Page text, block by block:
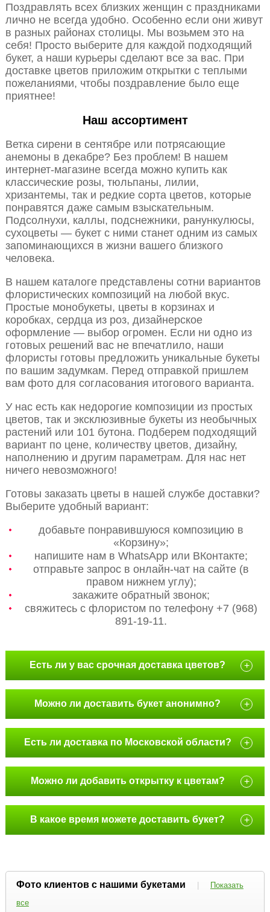
Поздравлять всех близких женщин с праздниками
лично не всегда удобно. Особенно если они живут
в разных районах столицы. Мы возьмем это на
себя! Просто выберите для каждой подходящий
букет, а наши курьеры сделают все за вас. При
доставке цветов приложим открытки с теплыми
пожеланиями, чтобы поздравление было еще
приятнее!
Наш ассортимент
Ветка сирени в сентябре или потрясающие
анемоны в декабре? Без проблем! В нашем
интернет-магазине всегда можно купить как
классические розы, тюльпаны, лилии,
хризантемы, так и редкие сорта цветов, которые
понравятся даже самым взыскательным.
Подсолнухи, каллы, подснежники, ранункулюсы,
сухоцветы — букет с ними станет одним из самых
запоминающихся в жизни вашего близкого
человека.
В нашем каталоге представлены сотни вариантов
флористических композиций на любой вкус.
Простые монобукеты, цветы в корзинах и
коробках, сердца из роз, дизайнерское
оформление — выбор огромен. Если ни одно из
готовых решений вас не впечатлило, наши
флористы готовы предложить уникальные букеты
по вашим задумкам. Перед отправкой пришлем
вам фото для согласования итогового варианта.
У нас есть как недорогие композиции из простых
цветов, так и эксклюзивные букеты из необычных
растений или 101 бутона. Подберем подходящий
вариант по цене, количеству цветов, дизайну,
наполнению и другим параметрам. Для нас нет
ничего невозможного!
Готовы заказать цветы в нашей службе доставки?
Выберите удобный вариант:
добавьте понравившуюся композицию в
«Корзину»;
напишите нам в WhatsApp или ВКонтакте;
отправьте запрос в онлайн-чат на сайте (в
правом нижнем углу);
закажите обратный звонок;
свяжитесь с флористом по телефону +7 (968)
891-19-11.
Есть ли у вас срочная доставка цветов? +
Можно ли доставить букет анонимно? +
Есть ли доставка по Московской области? +
Можно ли добавить открытку к цветам? +
В какое время можете доставить букет? +
Фото клиентов с нашими букетами |
Показать
все